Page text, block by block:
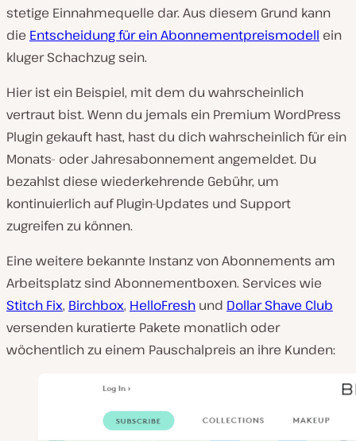
stetige Einnahmequelle dar. Aus diesem Grund kann
die Entscheidung für ein Abonnementpreismodell ein
kluger Schachzug sein.
Hier ist ein Beispiel, mit dem du wahrscheinlich
vertraut bist. Wenn du jemals ein Premium WordPress
Plugin gekauft hast, hast du dich wahrscheinlich für ein
Monats- oder Jahresabonnement angemeldet. Du
bezahlst diese wiederkehrende Gebühr, um
kontinuierlich auf Plugin-Updates und Support
zugreifen zu können.
Eine weitere bekannte Instanz von Abonnements am
Arbeitsplatz sind Abonnementboxen. Services wie
Stitch Fix, Birchbox, HelloFresh und Dollar Shave Club
versenden kuratierte Pakete monatlich oder
wöchentlich zu einem Pauschalpreis an ihre Kunden: